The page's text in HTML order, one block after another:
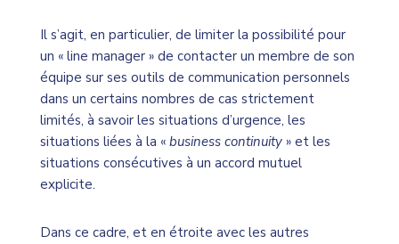
Il s’agit, en particulier, de limiter la possibilité pour
un « line manager » de contacter un membre de son
équipe sur ses outils de communication personnels
dans un certains nombres de cas strictement
limités, à savoir les situations d’urgence, les
situations liées à la « business continuity » et les
situations consécutives à un accord mutuel
explicite.
Dans ce cadre, et en étroite avec les autres